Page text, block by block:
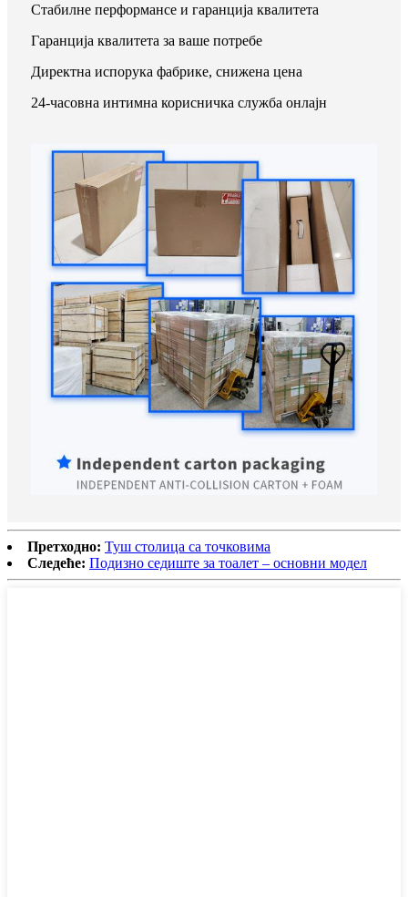
Стабилне перформансе и гаранција квалитета
Гаранција квалитета за ваше потребе
Директна испорука фабрике, снижена цена
24-часовна интимна корисничка служба онлајн
Претходно: Туш столица са точковима
Следеће: Подизно седиште за тоалет – основни модел